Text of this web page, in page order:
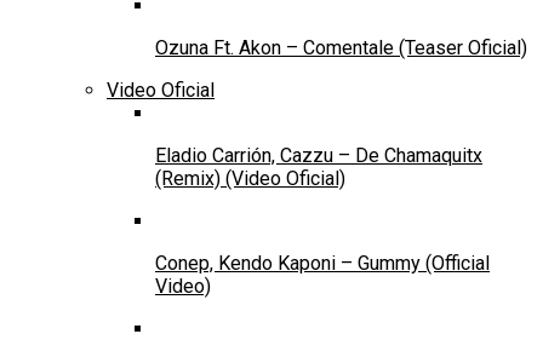
Ozuna Ft. Akon – Comentale (Teaser Oficial)
Video Oficial
Eladio Carrión, Cazzu – De Chamaquitx
(Remix) (Video Oficial)
Conep, Kendo Kaponi – Gummy (Official
Video)